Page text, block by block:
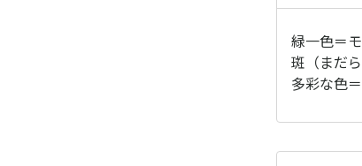
緑一色＝
斑（まだ
多彩な色